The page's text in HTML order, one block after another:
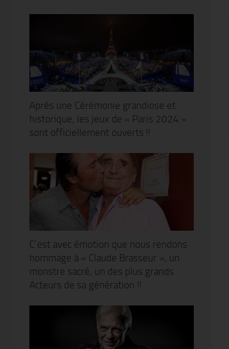
Après une Cérémonie grandiose et
historique, les jeux de « Paris 2024 »
sont officiellement ouverts !!
C’est avec émotion que nous rendons
hommage à « Claude Brasseur », un
monstre sacré, un des plus grands
Acteurs de sa génération !!